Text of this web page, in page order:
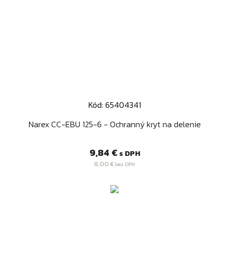
Kód: 65404341
Narex CC-EBU 125-6 - Ochranný kryt na delenie
Cena
9,84 € s DPH
8,00 € bez DPH